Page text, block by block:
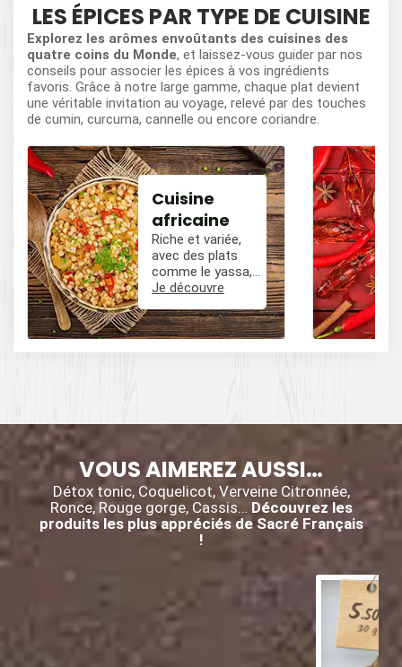
LES ÉPICES PAR TYPE DE CUISINE
Explorez les arômes envoûtants des cuisines des
quatre coins du Monde, et laissez-vous guider par nos
conseils pour associer les épices à vos ingrédients
favoris. Grâce à notre large gamme, chaque plat devient
une véritable invitation au voyage, relevé par des touches
de cumin, curcuma, cannelle ou encore coriandre.
Cuisine
africaine
Riche et variée,
avec des plats
comme le yassa,
le poulet mafé, et
épicées avec du
poivre, du cumin,
et des piments.
Je découvre
VOUS AIMEREZ AUSSI…
Détox tonic, Coquelicot, Verveine Citronnée,
Ronce, Rouge gorge, Cassis… Découvrez les
produits les plus appréciés de Sacré Français
!
5.50
30 g